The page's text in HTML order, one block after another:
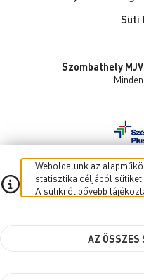
Süti
Szombathely
Weboldalunk az
statisztika céljából sütiket
A sütikről bővebb
AZ ÖSSZES